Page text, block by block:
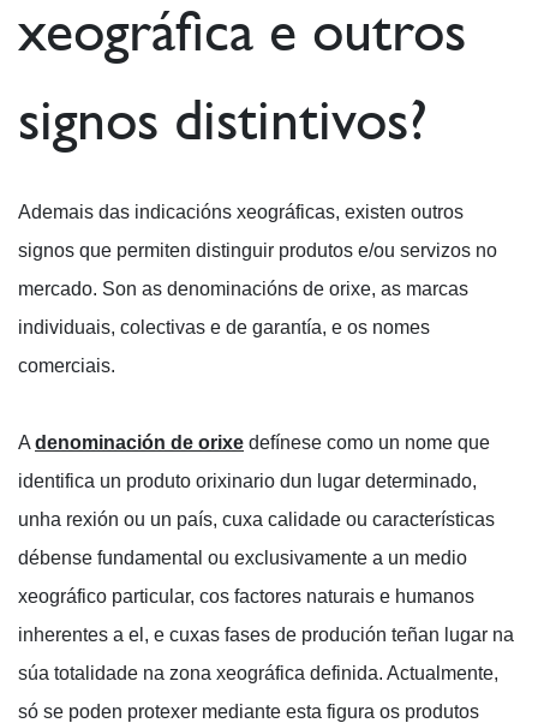
xeográfica e outros
signos distintivos?
Ademais das indicacións xeográficas, existen outros
signos que permiten distinguir produtos e/ou servizos no
mercado. Son as denominacións de orixe, as marcas
individuais, colectivas e de garantía, e os nomes
comerciais.
A denominación de orixe defínese como un nome que
identifica un produto orixinario dun lugar determinado,
unha rexión ou un país, cuxa calidade ou características
débense fundamental ou exclusivamente a un medio
xeográfico particular, cos factores naturais e humanos
inherentes a el, e cuxas fases de produción teñan lugar na
súa totalidade na zona xeográfica definida. Actualmente,
só se poden protexer mediante esta figura os produtos